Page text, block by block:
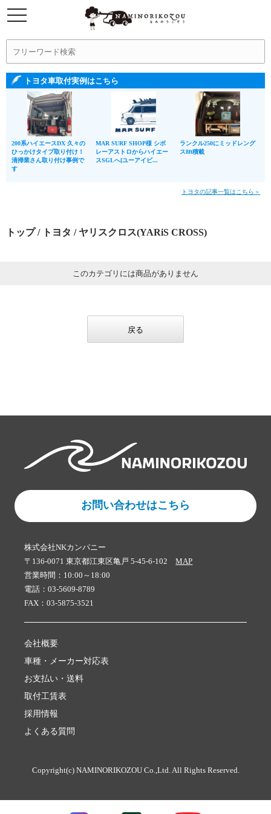
トヨタ車取付実例はこちら
200系ハイエースDX 久々の
ひっかけタイプ取り付け！
清掃業さん取り付け事例で
す
MAR SURF SHOP様 シボ
レーアストロからハイエー
スSGLへ[ユーアイビ...
ランクル250にミッドレング
ス8ft積載
トヨタの記事一覧はこちら＞
トップ/ トヨタ / ヤリスクロス(YARiS CROSS)
このカテゴリには商品がありません
戻る
お問い合わせはこちら
株式会社NKカンパニー
〒136-0071 東京都江東区亀戸 5-45-6-102MAP
営業時間：10:00～18:00
電話：03-5609-8789
FAX：03-5875-3521
会社概要
車種・メーカー対応表
お支払い・送料
取付工賃表
採用情報
よくある質問
Copyright(c) NAMINORIKOZOU Co.,Ltd. All Rights Reserved.